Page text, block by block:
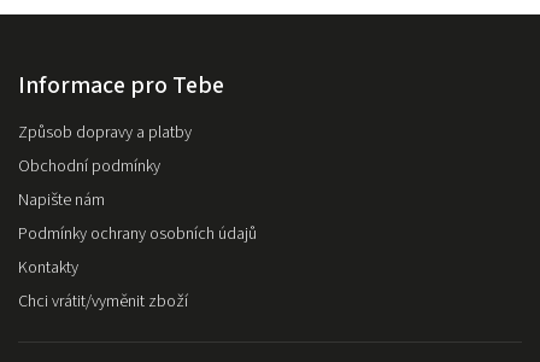
Informace pro Tebe
Způsob dopravy a platby
Obchodní podmínky
Napište nám
Podmínky ochrany osobních údajů
Kontakty
Chci vrátit/vyměnit zboží